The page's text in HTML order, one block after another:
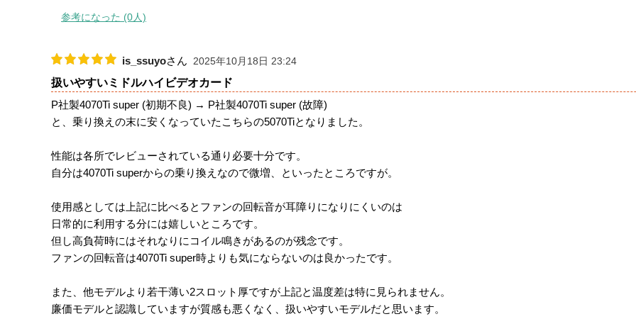
参考になった (0人)
is_ssuyoさん 2025年10月18日 23:24
扱いやすいミドルハイビデオカード
P社製4070Ti super (初期不良) → P社製4070Ti super (故障)
と、乗り換えの末に安くなっていたこちらの5070Tiとなりました。
性能は各所でレビューされている通り必要十分です。
自分は4070Ti superからの乗り換えなので微増、といったところですが。
使用感としては上記に比べるとファンの回転音が耳障りになりにくいのは
日常的に利用する分には嬉しいところです。
但し高負荷時にはそれなりにコイル鳴きがあるのが残念です。
ファンの回転音は4070Ti super時よりも気にならないのは良かったです。
また、他モデルより若干薄い2スロット厚ですが上記と温度差は特に見られません。
廉価モデルと認識していますが質感も悪くなく、扱いやすいモデルだと思います。